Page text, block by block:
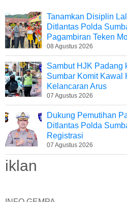
Tanamkan Disiplin
Ditlantas Polda
Pagambiran Teken
08 Agustus 2026
Sambut HJK Padang
Sumbar Komit Kawal
Kelancaran Arus
07 Agustus 2026
Dukung Pemutihan
Ditlantas Polda
Registrasi
07 Agustus 2026
iklan